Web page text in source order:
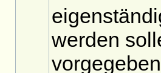
werden